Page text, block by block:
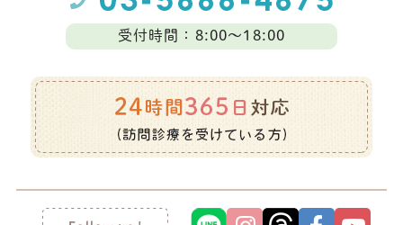
受付時間：8:00～18:00